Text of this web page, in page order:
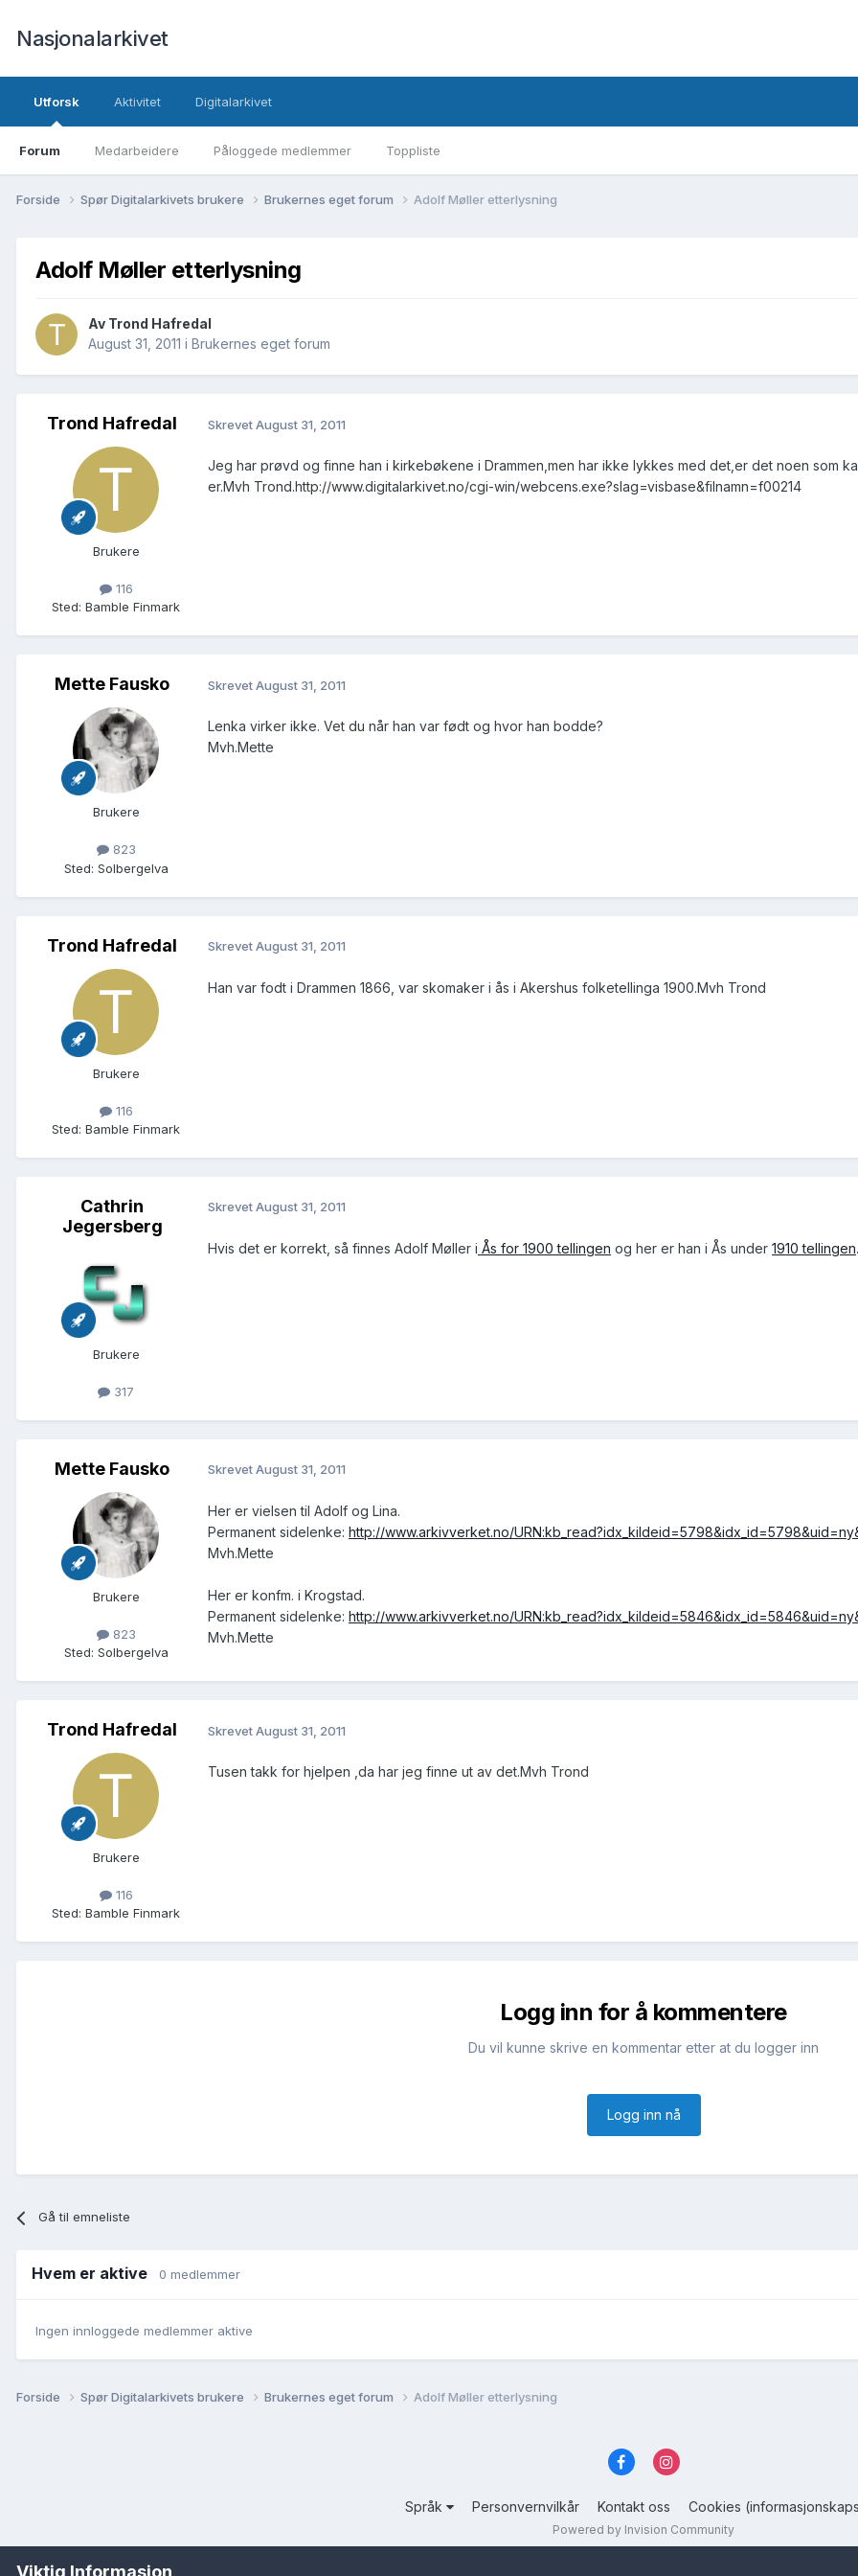
Nasjonalarkivet
Utforsk
Forum Medarbeidere Påloggede medlemmer Toppliste
Aktivitet Digitalarkivet
Forside Spør Digitalarkivets brukere Brukernes eget forum Adolf Møller etterlysning
Adolf Møller etterlysning
Av Trond Hafredal
August 31, 2011 i Brukernes eget forum
Trond Hafredal
Brukere
116
Sted: Bamble Finmark
SkrevetAugust 31, 2011
Jeg har prøvd og finne han i kirkebøkene i Drammen,men har ikke lykkes med det,er det noen som
er.Mvh Trond.http://www.digitalarkivet.no/cgi-win/webcens.exe?slag=visbase&filnamn=f00214
Mette Fausko
Brukere
823
Sted: Solbergelva
SkrevetAugust 31, 2011
Lenka virker ikke. Vet du når han var født og hvor han bodde?
Mvh.Mette
Trond Hafredal
Brukere
116
Sted: Bamble Finmark
SkrevetAugust 31, 2011
Han var fodt i Drammen 1866, var skomaker i ås i Akershus folketellinga 1900.Mvh Trond
Cathrin
Jegersberg
Brukere
317
SkrevetAugust 31, 2011
Hvis det er korrekt, så finnes Adolf Møller i Ås for 1900 tellingen og her er han i Ås under 1910 tellingen.
Mette Fausko
Brukere
823
Sted: Solbergelva
SkrevetAugust 31, 2011
Her er vielsen til Adolf og Lina.
Permanent sidelenke: http://www.arkivverket.no/
Mvh.Mette
Her er konfm. i Krogstad.
Permanent sidelenke: http://www.arkivverket.no/
Mvh.Mette
Trond Hafredal
Brukere
116
Sted: Bamble Finmark
SkrevetAugust 31, 2011
Tusen takk for hjelpen ,da har jeg finne ut av det.Mvh Trond
Logg inn for å kommentere
Du vil kunne skrive en kommentar etter at du logger inn
Logg inn nå
Gå til emneliste
Hvem er aktive 0 medlemmer
Ingen innloggede medlemmer aktive
Forside Spør Digitalarkivets brukere Brukernes eget forum Adolf Møller etterlysning
Språk Personvernvilkår Kontakt oss Cookies
Powered by Invision Community
Viktig Informasjon